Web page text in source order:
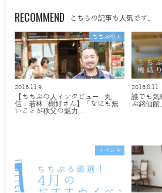
RECOMMEND こちらの記事も人気です。
ちちぶの人
2016.11.9
【ちちぶの人インタビュー 丸
信：若林 樹好さん】「なにも無
いことが秩父の魅力…
2016.8.11
誰でも気
ぶ銘仙館
イベント